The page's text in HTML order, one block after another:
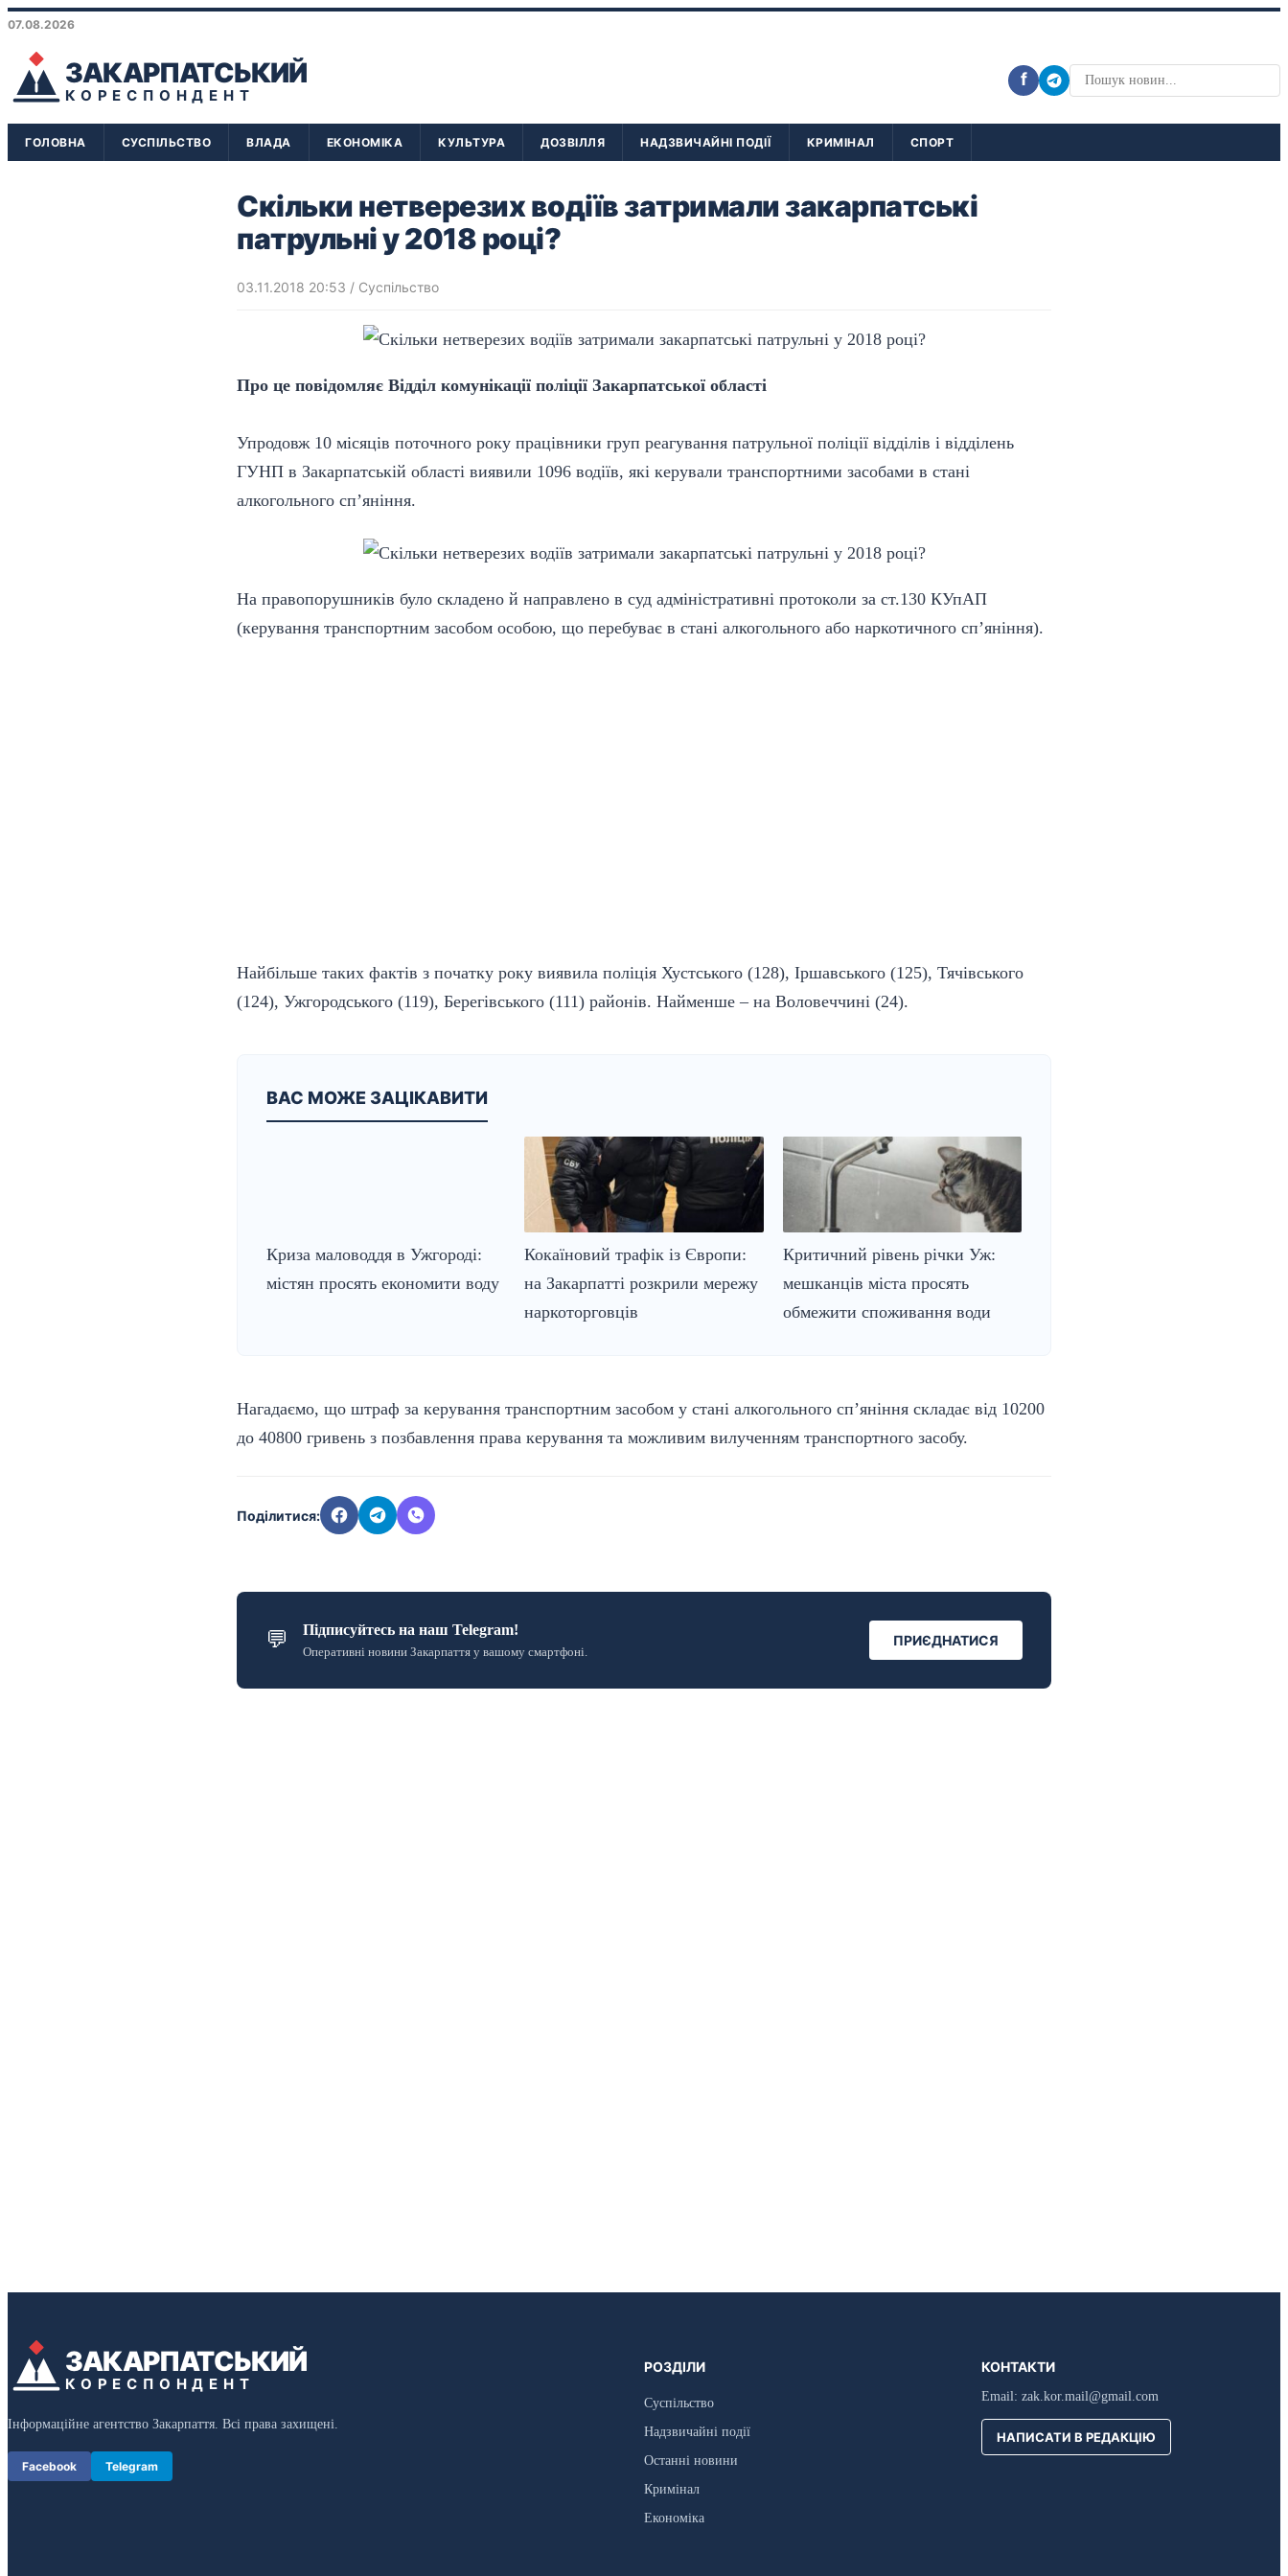
07.08.2026
ЗАКАРПАТСЬКИЙ
КОРЕСПОНДЕНТ
f
ГОЛОВНА СУСПІЛЬСТВО ВЛАДА ЕКОНОМІКА КУЛЬТУРА ДОЗВІЛЛЯ НАДЗВИЧАЙНІ ПОДІЇ КРИМІНАЛ СПОРТ
Скільки нетверезих водіїв затримали закарпатські
патрульні у 2018 році?
03.11.2018 20:53 / Суспільство
Про це повідомляє Відділ комунікації поліції Закарпатської області
Упродовж 10 місяців поточного року працівники груп реагування патрульної поліції відділів і відділень
ГУНП в Закарпатській області виявили 1096 водіїв, які керували транспортними засобами в стані
алкогольного сп’яніння.
На правопорушників було складено й направлено в суд адміністративні протоколи за ст.130 КУпАП
(керування транспортним засобом особою, що перебуває в стані алкогольного або наркотичного сп’яніння).
Найбільше таких фактів з початку року виявила поліція Хустського (128), Іршавського (125), Тячівського
(124), Ужгородського (119), Берегівського (111) районів. Найменше – на Воловеччині (24).
ВАС МОЖЕ ЗАЦІКАВИТИ
Криза маловоддя в Ужгороді:
містян просять економити воду
Кокаїновий трафік із Європи:
на Закарпатті розкрили мережу
наркоторговців
Критичний рівень річки Уж:
мешканців міста просять
обмежити споживання води
Нагадаємо, що штраф за керування транспортним засобом у стані алкогольного сп’яніння складає від 10200
до 40800 гривень з позбавлення права керування та можливим вилученням транспортного засобу.
Поділитися:
💬 Підписуйтесь на наш Telegram!
Оперативні новини Закарпаття у вашому смартфоні.
ПРИЄДНАТИСЯ
ЗАКАРПАТСЬКИЙ
КОРЕСПОНДЕНТ
Інформаційне агентство Закарпаття. Всі права захищені.
Facebook Telegram
РОЗДІЛИ
Суспільство
Надзвичайні події
Останні новини
Кримінал
Економіка
КОНТАКТИ
Email: zak.kor.mail@gmail.com
НАПИСАТИ В РЕДАКЦІЮ